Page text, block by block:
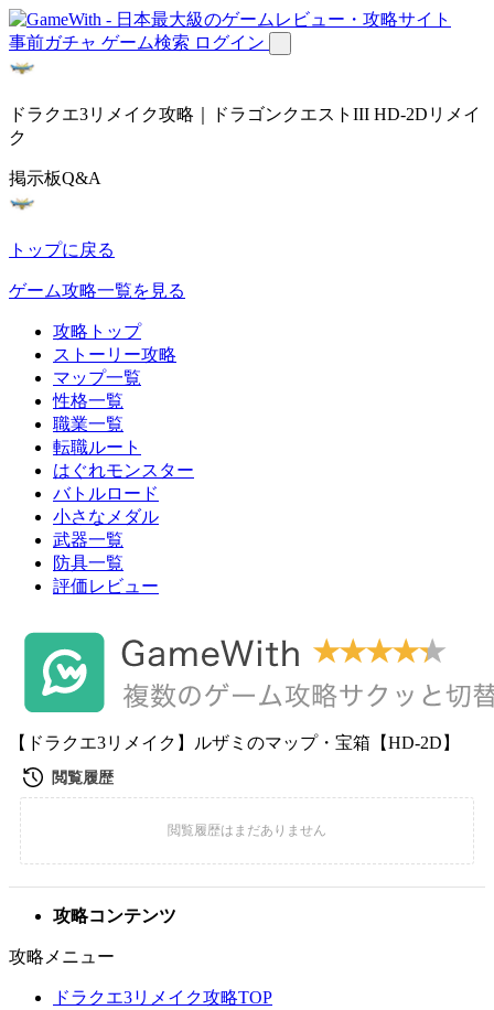
事前ガチャ ゲーム検索 ログイン
ドラクエ3リメイク攻略｜ドラゴンクエストIII HD-2Dリメイ
ク
掲示板Q&A
トップに戻る
ゲーム攻略一覧を見る
攻略トップ
ストーリー攻略
マップ一覧
性格一覧
職業一覧
転職ルート
はぐれモンスター
バトルロード
小さなメダル
武器一覧
防具一覧
評価レビュー
【ドラクエ3リメイク】ルザミのマップ・宝箱【HD-2D】
攻略コンテンツ
攻略メニュー
ドラクエ3リメイク攻略TOP